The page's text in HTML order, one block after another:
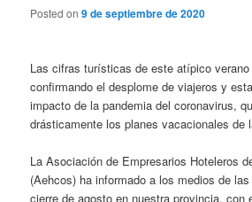
Posted on9 de septiembre de 2020
Las cifras turísticas de este atípico
confirmando el desplome de viajeros y
impacto de la pandemia del coronavirus,
drásticamente los planes vacacionales de
La Asociación de Empresarios Hoteleros
(Aehcos) ha informado a los medios de
cierre de agosto en nuestra provincia, con